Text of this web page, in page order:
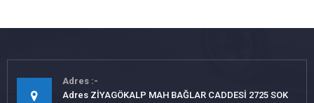
Adres
Adres ZİYAGÖKALP MAH BAĞLAR CADDESİ 2725 SOK